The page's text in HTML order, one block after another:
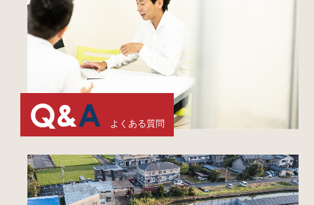
Q&A よくある質問